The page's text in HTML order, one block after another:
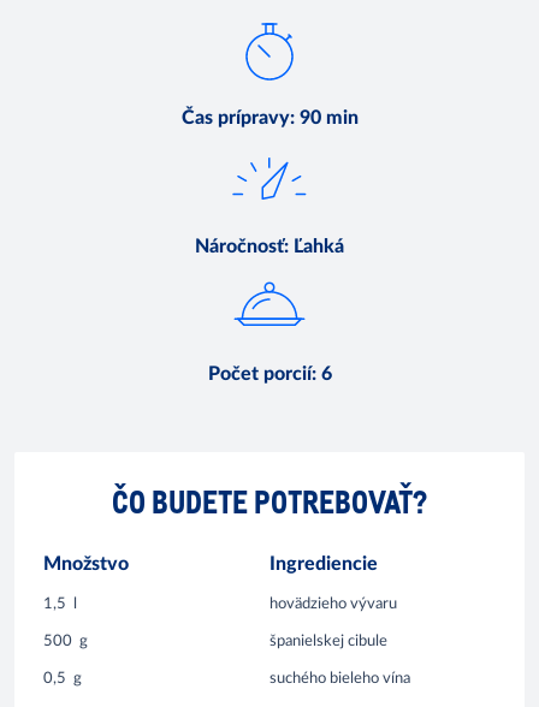
Čas prípravy: 90 min
Náročnosť: Ľahká
Počet porcií: 6
ČO BUDETE POTREBOVAŤ?
Množstvo Ingrediencie
1,5 hovädzieho vývaru
500 g španielskej cibule
0,5 g suchého bieleho vína